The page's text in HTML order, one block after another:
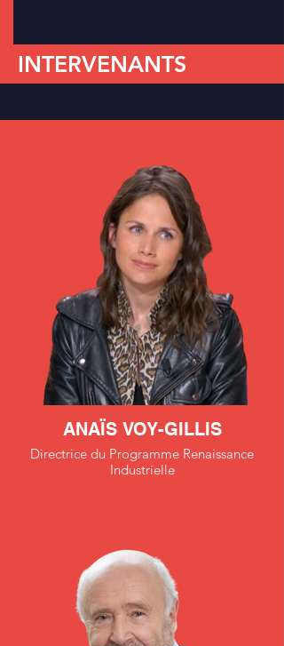
INTERVENANTS
ANAÏS VOY-GILLIS
Directrice du Programme Renaissance
Industrielle